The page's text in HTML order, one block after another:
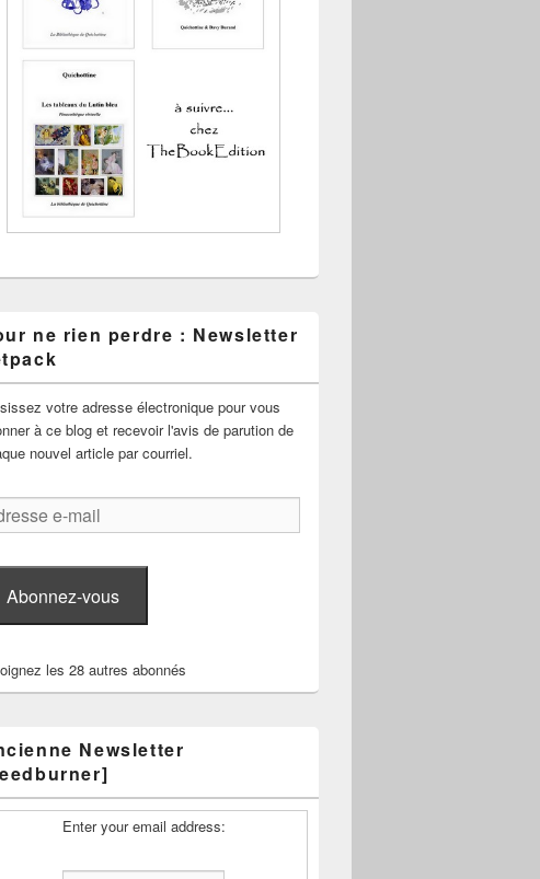
ne rien perdre : Newsletter
votre adresse électronique pour vous
à ce blog et recevoir l'avis de parution de
nouvel article par courriel.
Abonnez-vous
les 28 autres abonnés
Newsletter
Enter your email address: